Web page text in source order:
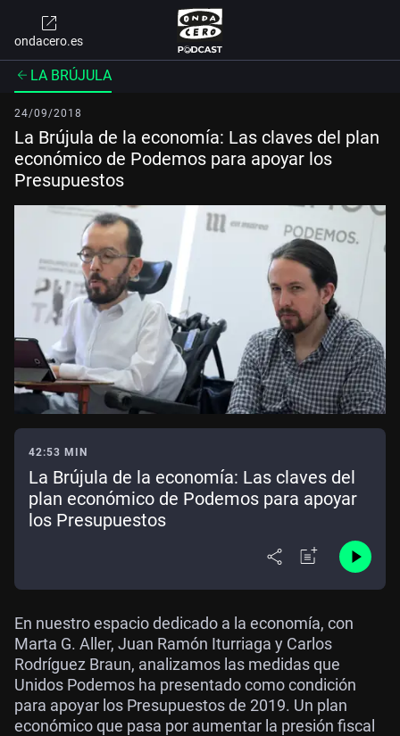
ondacero.es
LA BRÚJULA
24/09/2018
La Brújula de la economía: Las claves del plan
económico de Podemos para apoyar los
Presupuestos
42:53 MIN
La Brújula de la economía: Las claves del
plan económico de Podemos para apoyar
los Presupuestos
En nuestro espacio dedicado a la economía, con
Marta G. Aller, Juan Ramón Iturriaga y Carlos
Rodríguez Braun, analizamos las medidas que
Unidos Podemos ha presentado como condición
para apoyar los Presupuestos de 2019. Un plan
económico que pasa por aumentar la presión fiscal